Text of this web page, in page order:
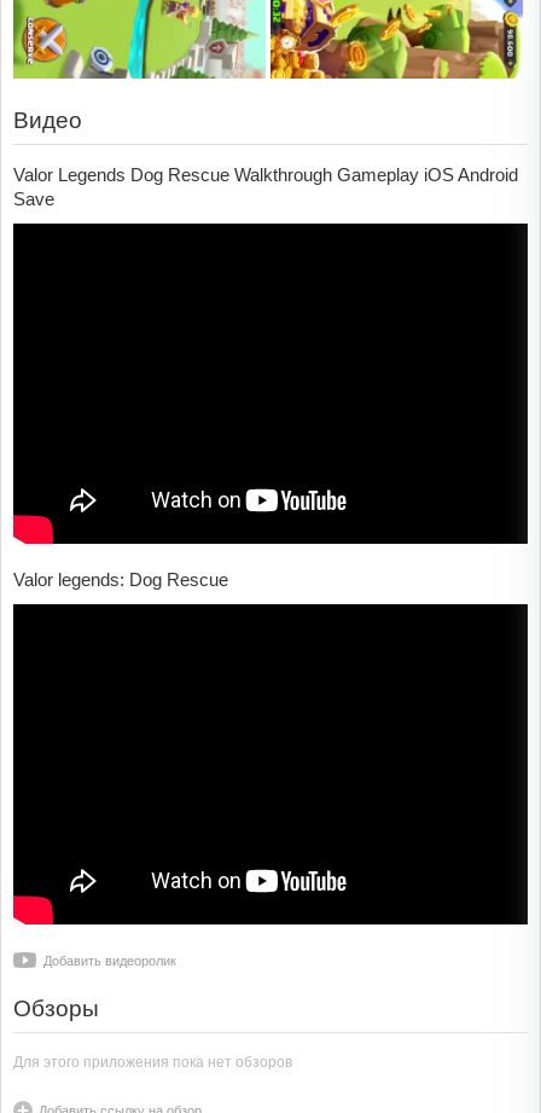
Видео
Valor Legends Dog Rescue Walkthrough Gameplay iOS Android
Save
Valor legends: Dog Rescue
Добавить видеоролик
Обзоры
Для этого приложения пока нет обзоров
Добавить ссылку на обзор